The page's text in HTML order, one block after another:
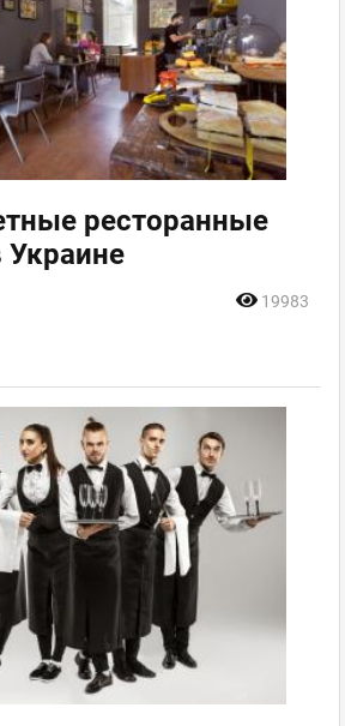
ресторанные
Украине
19983